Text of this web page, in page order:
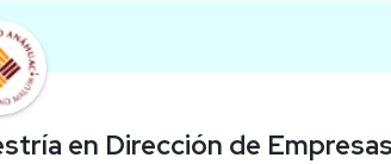
en Dirección de Empresas